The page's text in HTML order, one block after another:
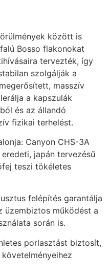
között is
Bosso flakonokat
tervezték, így
szolgálják a
masszív
a kapszulák
és az állandó
fizikai terhelést.
Canyon CHS-3A
japán tervezésű
teszi tökéletes
felépítés garantálja
üzembiztos működést a
során is.
porlasztást biztosít,